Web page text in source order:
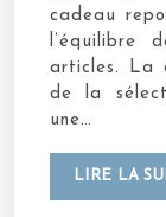
cadeau
l’équilibre
articles. La
de la
une…
LIRE LA